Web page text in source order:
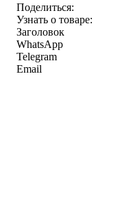
Поделиться:
Узнать о товаре:
Заголовок
WhatsApp
Telegram
Email